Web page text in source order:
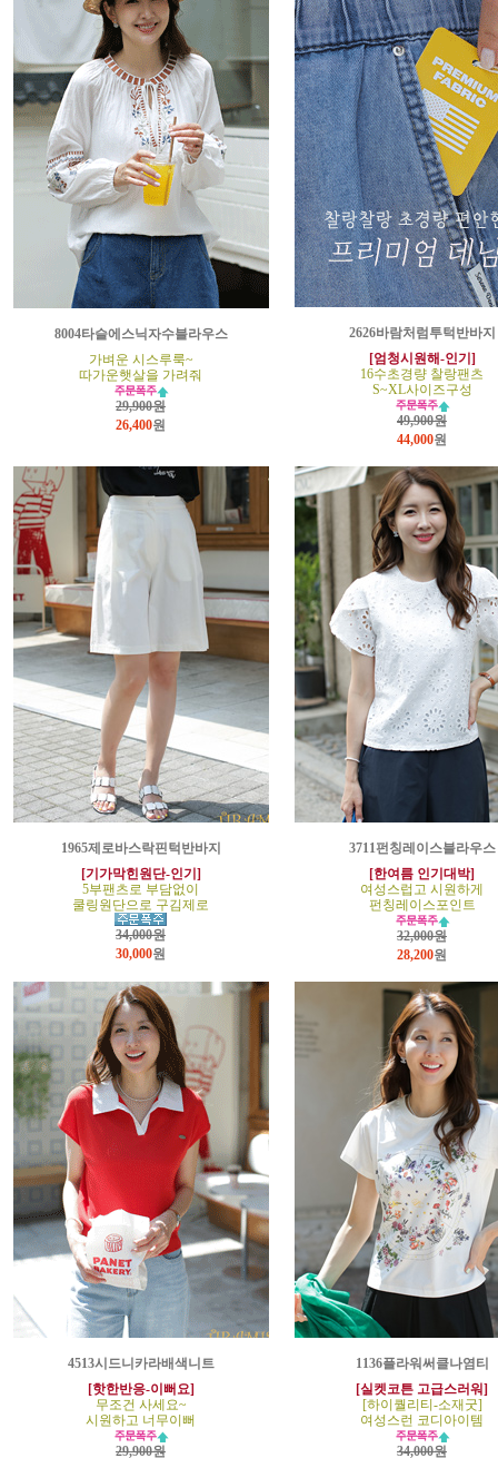
8004타슬에스닉자수블라우스
가벼운 시스루룩~
따가운햇살을 가려줘
29,900원
26,400원
2626바람처럼투턱반바지
[엄청시원해-인기]
16수초경량 찰랑팬츠
S~XL사이즈구성
49,900원
44,000원
1965제로바스락핀턱반바지
[기가막힌원단-인기]
5부팬츠로 부담없이
쿨링원단으로 구김제로
34,000원
30,000원
3711펀칭레이스블라우스
[한여름 인기대박]
여성스럽고 시원하게
펀칭레이스포인트
32,000원
28,200원
4513시드니카라배색니트
[핫한반응-이뻐요]
무조건 사세요~
시원하고 너무이뻐
29,900원
1136플라워써클나염티
[실켓코튼 고급스러워]
[하이퀄리티-소재굿]
여성스런 코디아이템
34,000원